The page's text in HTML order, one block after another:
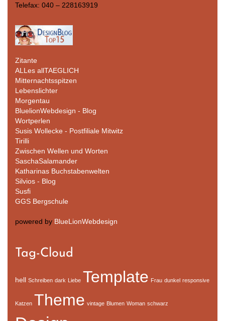
Telefax: 040 – 228163919
Zitante
ALLes allTAEGLICH
Mitternachtsspitzen
Lebenslichter
Morgentau
BluelionWebdesign - Blog
Wortperlen
Susis Wollecke - Postfiliale Mitwitz
Tirilli
Zwischen Wellen und Worten
SaschaSalamander
Katharinas Buchstabenwelten
Silvios - Blog
Susfi
GGS Bergschule
powered by BlueLionWebdesign
Tag-Cloud
hell Schreiben dark Liebe Template Frau dunkel responsive
Katzen Theme vintage Blumen Woman schwarz